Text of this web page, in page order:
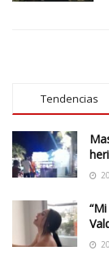
Tendencias